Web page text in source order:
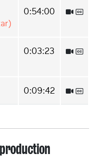
0:54:00
0:03:23
0:09:42